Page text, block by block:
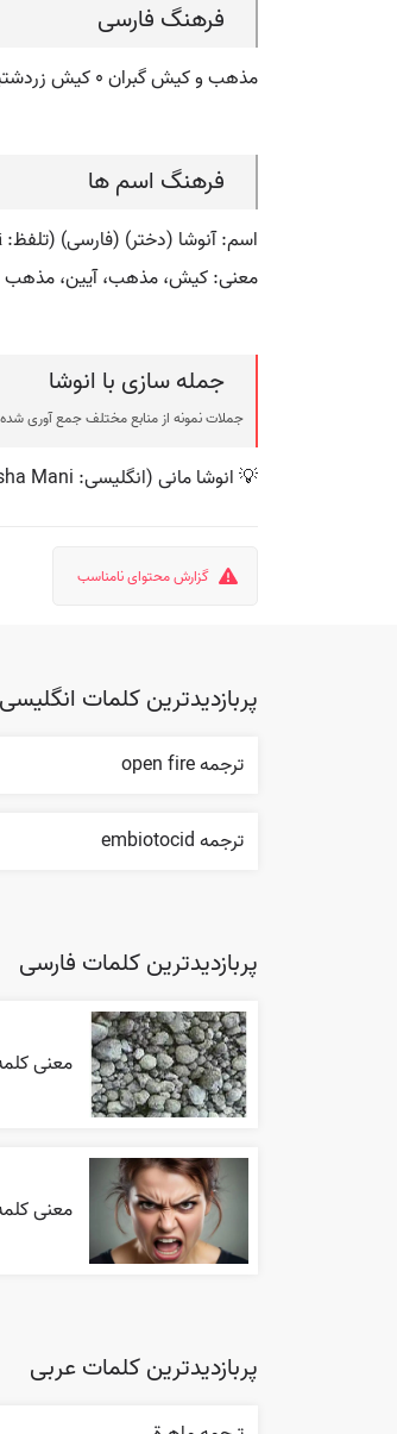
فرهنگ فارسی
مذهب و کیش گبران ٠ کیش زردشتیان ٠
فرهنگ اسم ها
اسم: آنوشا (دختر) (فارسی) (تلفظ: ānušā) (فارسی: آنوشا) (انگلیسی: anusha)
معنی: کیش، مذهب، آیین،
جمله سازی با انوشا
جملات نمونه از منابع مختلف جمع آوری
💡 انوشا مانی (انگلیسی: Anusha Mani؛ زادهٔ ۲۹ مارس ۱۹۸۵) خواننده اهل هند است. وی از سال ۲۰۰۷ میلادی تاکنون در سینمای بالیوود مشغول فعالیت بوده‌است.
گزارش محتوای نامناسب
پربازدیدترین کلمات انگلیسی
ترجمه open fire
ترجمه embiotocid
پربازدیدترین کلمات فارسی
معنی
معنی
پربازدیدترین کلمات عربی